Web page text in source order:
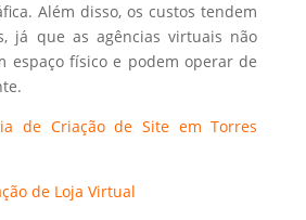
Além disso, os custos tendem
já que as agências virtuais não
espaço físico e podem operar de
de Criação de Site em Torres
de Loja Virtual